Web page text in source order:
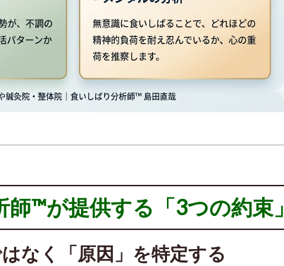
™が提供する「3つの約束」
なく「原因」を特定する